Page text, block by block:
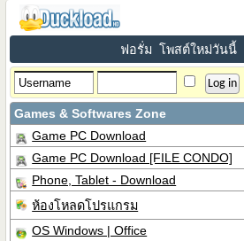
ฟอรั่ม โพสต์ใหม่วันนี้
Games & Softwares Zone
Game PC Download
Game PC Download [FILE CONDO]
Phone, Tablet - Download
ห้องโหลดโปรแกรม
OS Windows | Office